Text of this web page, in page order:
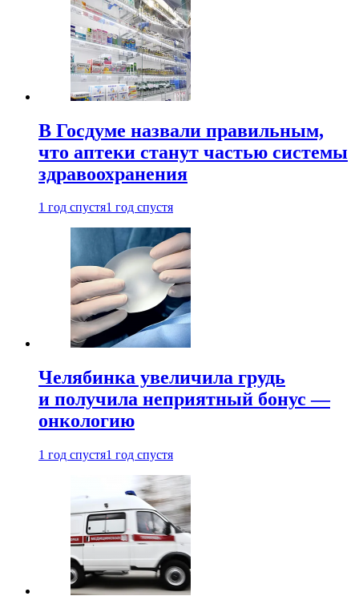
В Госдуме назвали правильным,
что аптеки станут частью системы
здравоохранения
1 год спустя1 год спустя
Челябинка увеличила грудь
и получила неприятный бонус —
онкологию
1 год спустя1 год спустя